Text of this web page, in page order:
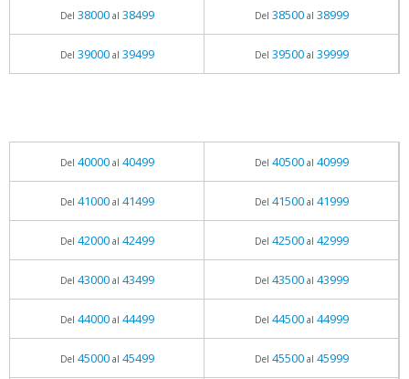
Del 38000al 38499 Del 38500al 38999
Del 39000al 39499 Del 39500al 39999
Del 40000al 40499 Del 40500al 40999
Del 41000al 41499 Del 41500al 41999
Del 42000al 42499 Del 42500al 42999
Del 43000al 43499 Del 43500al 43999
Del 44000al 44499 Del 44500al 44999
Del 45000al 45499 Del 45500al 45999